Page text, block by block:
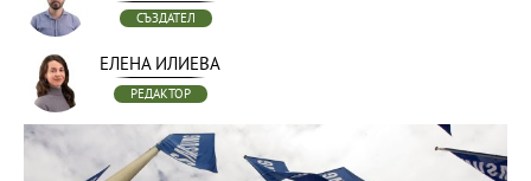
СЪЗДАТЕЛ
ЕЛЕНА ИЛИЕВА
РЕДАКТОР